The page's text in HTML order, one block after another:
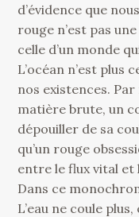
d’évidence que
rouge n’est pas
celle d’un monde
L’océan n’est plus
nos existences.
matière brute, un
dépouiller de sa
qu’un rouge
entre le flux vital et
Dans ce
L’eau ne coule plus,